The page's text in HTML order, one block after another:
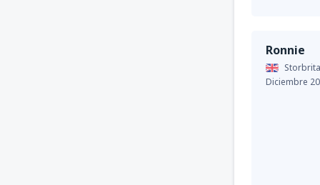
Ronnie
Diciembre